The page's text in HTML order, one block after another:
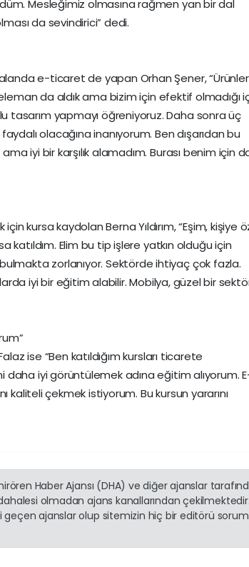
Mesleğimiz olmasına rağmen yan bir dal
da sevindirici” dedi.
e-ticaret de yapan Orhan Şener,
da aldık ama bizim için efektif olmadığı
yapmayı öğreniyoruz. Daha sonra üç
olacağına inanıyorum. Ben dışarıdan bu
iyi bir karşılık alamadım. Burası benim için
kursa kaydolan Berna Yıldırım, “Eşim, kişiye
katıldım. Elim bu tip işlere yatkın olduğu için
zorlanıyor. Sektörde ihtiyaç çok fazla.
iyi bir eğitim alabilir. Mobilya, güzel bir
ise “Ben katıldığım kursları ticarete
iyi görüntülemek adına eğitim alıyorum.
kaliteli çekmek istiyorum. Bu kursun yararını
Haber Ajansı (DHA) ve diğer ajanslar
olmadan ajans kanallarından çekilmektedir.
ajanslar olup sitemizin hiç bir editörü